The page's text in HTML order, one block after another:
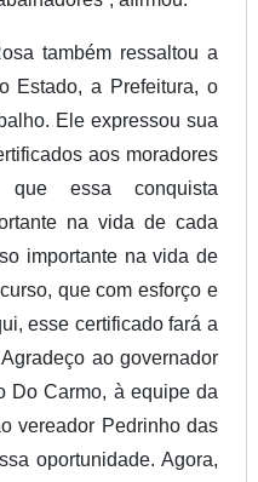
também ressaltou a
Estado, a Prefeitura, o
Ele expressou sua
aos moradores
que essa conquista
na vida de cada
importante na vida de
que com esforço e
esse certificado fará a
ao governador
Do Carmo, à equipe da
vereador Pedrinho das
oportunidade. Agora,